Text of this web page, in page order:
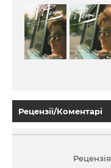
Рецензії/Коментарі
Рецензія